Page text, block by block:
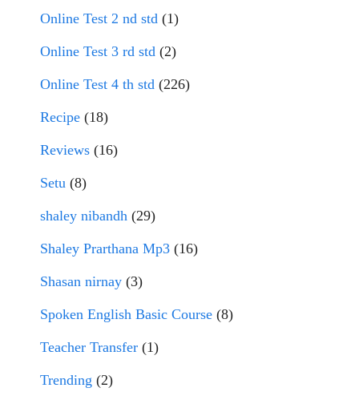
Online Test 2 nd std (1)
Online Test 3 rd std (2)
Online Test 4 th std (226)
Recipe (18)
Reviews (16)
Setu (8)
shaley nibandh (29)
Shaley Prarthana Mp3 (16)
Shasan nirnay (3)
Spoken English Basic Course (8)
Teacher Transfer (1)
Trending (2)